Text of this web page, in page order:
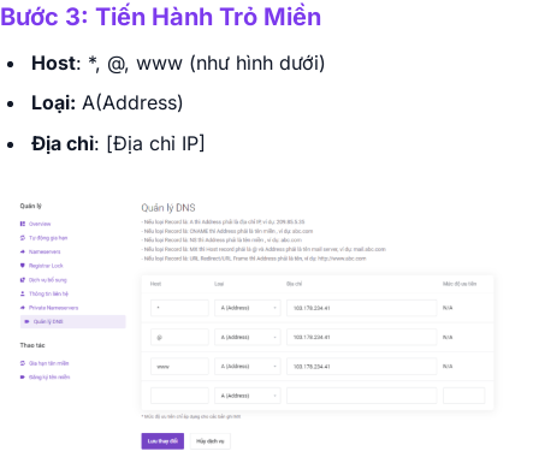
Bước 3: Tiến Hành Trỏ Miền
Host: *, @, www (như hình dưới)
Loại: A(Address)
Địa chỉ: [Địa chỉ IP]